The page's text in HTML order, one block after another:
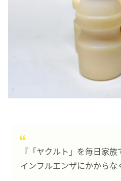
『「ヤクルト」を毎日家
インフルエンザにかからな